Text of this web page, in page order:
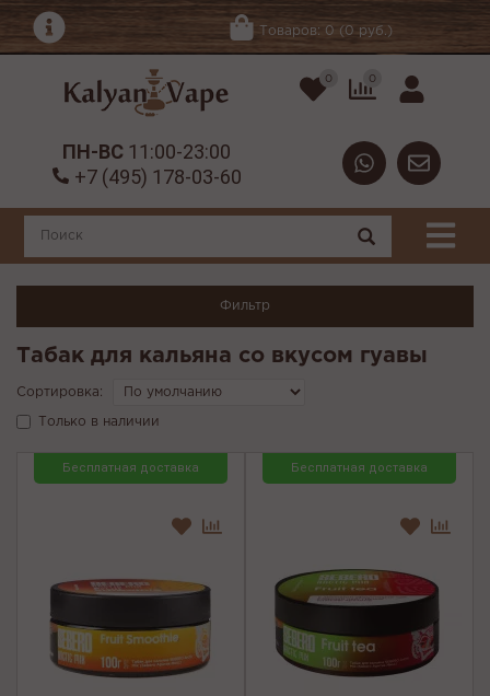
Товаров: 0 (0 руб.)
0 0
ПН-ВС 11:00-23:00
+7 (495) 178-03-60
Фильтр
Табак для кальяна со вкусом гуавы
Сортировка:
Только в наличии
Бесплатная доставка Бесплатная доставка